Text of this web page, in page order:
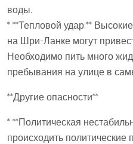
воды.
* **Тепловой удар:**
на Шри-Ланке могут
Необходимо пить много
пребывания на улице в
**Другие опасности**
* **Политическая
происходить политические